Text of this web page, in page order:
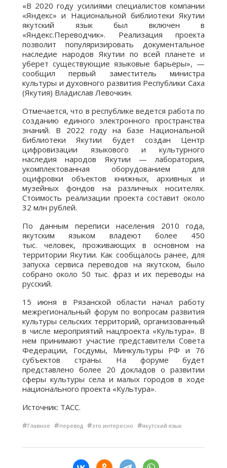
«В 2020 году усилиями специалистов компании
«Яндекс» и Национальной библиотеки Якутии
якутский язык был включен в
«Яндекс.Переводчик». Реализация проекта
позволит популяризировать документальное
наследие народов Якутии по всей планете и
уберет существующие языковые барьеры», —
сообщил первый заместитель министра
культуры и духовного развития Республики Саха
(Якутия) Владислав Левочкин.
Отмечается, что в республике ведется работа по
созданию единого электронного пространства
знаний. В 2022 году на базе Национальной
библиотеки Якутии будет создан Центр
цифровизации языкового и культурного
наследия народов Якутии — лаборатория,
укомплектованная оборудованием для
оцифровки объектов книжных, архивных и
музейных фондов на различных носителях.
Стоимость реализации проекта составит около
32 млн рублей.
По данным переписи населения 2010 года,
якутским языком владеют более 450
тыс. человек, проживающих в основном на
территории Якутии. Как сообщалось ранее, для
запуска сервиса переводов на якутском, было
собрано около 50 тыс. фраз и их переводы на
русский.
15 июня в Рязанской области начал работу
межрегиональный форум по вопросам развития
культуры сельских территорий, организованный
в числе мероприятий нацпроекта «Культура». В
нем принимают участие представители Совета
Федерации, Госдумы, Минкультуры РФ и 76
субъектов страны. На форуме будет
представлено более 20 докладов о развитии
сферы культуры села и малых городов в ходе
национального проекта «Культура».
Источник: ТАСС.
#Главное #перевод #это интересно #якутский язык